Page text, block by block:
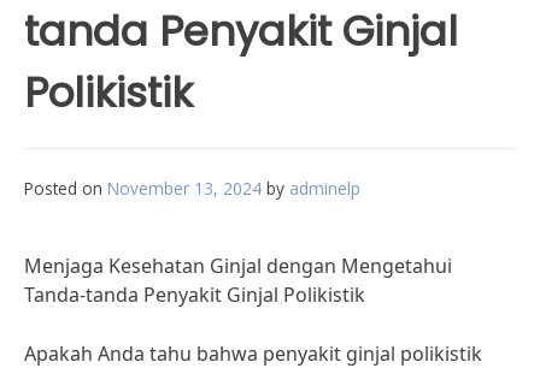
tanda Penyakit Ginjal
Polikistik
Posted on November 13, 2024 by adminelp
Menjaga Kesehatan Ginjal dengan Mengetahui
Tanda-tanda Penyakit Ginjal Polikistik
Apakah Anda tahu bahwa penyakit ginjal polikistik